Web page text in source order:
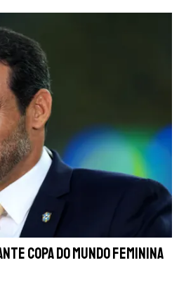
Copa do Mundo Feminina